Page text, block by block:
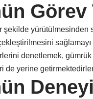
Görev
yürütülmesinden
sağlamayı
denetlemek, gümrük
de yerine